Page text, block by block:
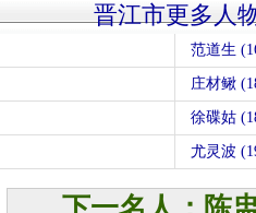
晋江市更多人
范道生
庄材鳅
徐碟姑
尤灵波